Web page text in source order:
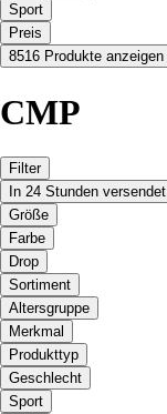
Sport
Preis
8516 Produkte anzeigen
CMP
Filter
In 24 Stunden versendet
Größe
Farbe
Drop
Sortiment
Altersgruppe
Merkmal
Produkttyp
Geschlecht
Sport